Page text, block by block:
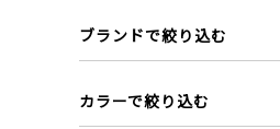
ブランドで絞り込む
カラーで絞り込む